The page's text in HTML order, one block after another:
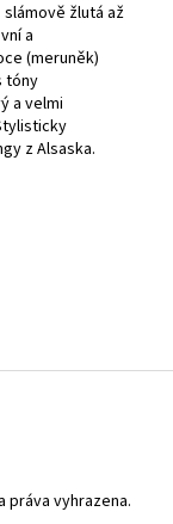
slámově žlutá až
a
(meruněk)
tóny
a velmi
z Alsaska.
práva vyhrazena.